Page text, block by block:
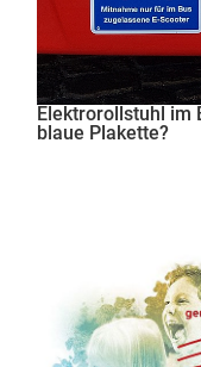
Elektrorollstuhl im
blaue Plakette?